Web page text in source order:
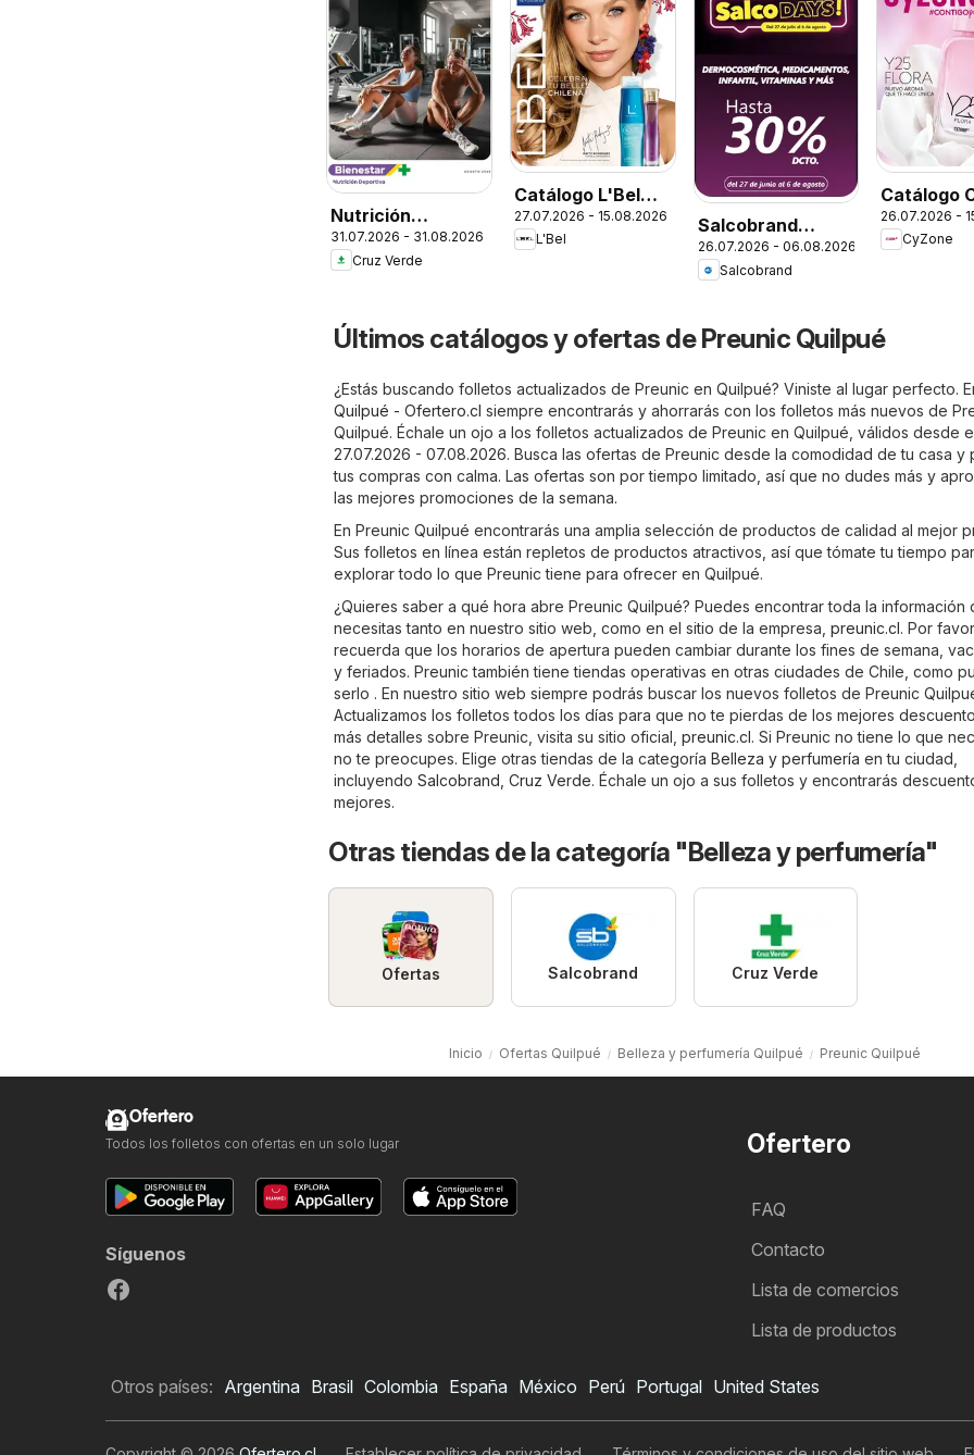
Nutrición
Deportiva
31.07.2026 - 31.08.2026
Cruz Verde
Catálogo L'Bel
Campaña 13
27.07.2026 - 15.08.2026
L'Bel
Salcobrand
Ofertas
26.07.2026 - 06.08.2026
Salcobrand
Catálogo
Campaña
26.07.2026 -
CyZone
Últimos catálogos y ofertas de Preunic Quilpué
¿Estás buscando folletos actualizados de Preunic en Quilpué? Viniste al lugar perfecto.
Quilpué - Ofertero.cl siempre encontrarás y ahorrarás con los folletos más nuevos de
Quilpué. Échale un ojo a los folletos actualizados de Preunic en Quilpué, válidos desde el
27.07.2026 - 07.08.2026. Busca las ofertas de Preunic desde la comodidad de tu casa y
tus compras con calma. Las ofertas son por tiempo limitado, así que no dudes más y
las mejores promociones de la semana.
En Preunic Quilpué encontrarás una amplia selección de productos de calidad al mejor
Sus folletos en línea están repletos de productos atractivos, así que tómate tu tiempo
explorar todo lo que Preunic tiene para ofrecer en Quilpué.
¿Quieres saber a qué hora abre Preunic Quilpué? Puedes encontrar toda la información
necesitas tanto en nuestro sitio web, como en el sitio de la empresa, preunic.cl . Por
recuerda que los horarios de apertura pueden cambiar durante los fines de semana,
y feriados. Preunic también tiene tiendas operativas en otras ciudades de Chile, como
serlo . En nuestro sitio web siempre podrás buscar los nuevos folletos de Preunic
Actualizamos los folletos todos los días para que no te pierdas de los mejores
más detalles sobre Preunic, visita su sitio oficial, preunic.cl . Si Preunic no tiene lo que
no te preocupes. Elige otras tiendas de la categoría Belleza y perfumería en tu ciudad,
incluyendo Salcobrand, Cruz Verde. Échale un ojo a sus folletos y encontrarás
mejores.
Otras tiendas de la categoría "Belleza y perfumería"
Ofertas Salcobrand Cruz Verde
Inicio Ofertas Quilpué Belleza y perfumería Quilpué Preunic Quilpué
Ofertero
FAQ
Contacto
Lista de comercios
Lista de productos
Ofertero
Todos los folletos con ofertas en un solo lugar
Síguenos
Otros países: Argentina Brasil Colombia España México Perú Portugal United States